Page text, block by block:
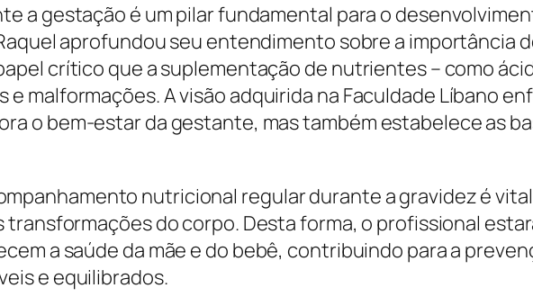
a gestação é um pilar fundamental para o
aprofundou seu entendimento sobre a importância
crítico que a suplementação de nutrientes – como
malformações. A visão adquirida na Faculdade Líbano
o bem-estar da gestante, mas também estabelece as
nutricional regular durante a gravidez é
transformações do corpo. Desta forma, o profissional
a saúde da mãe e do bebê, contribuindo para a
e equilibrados.